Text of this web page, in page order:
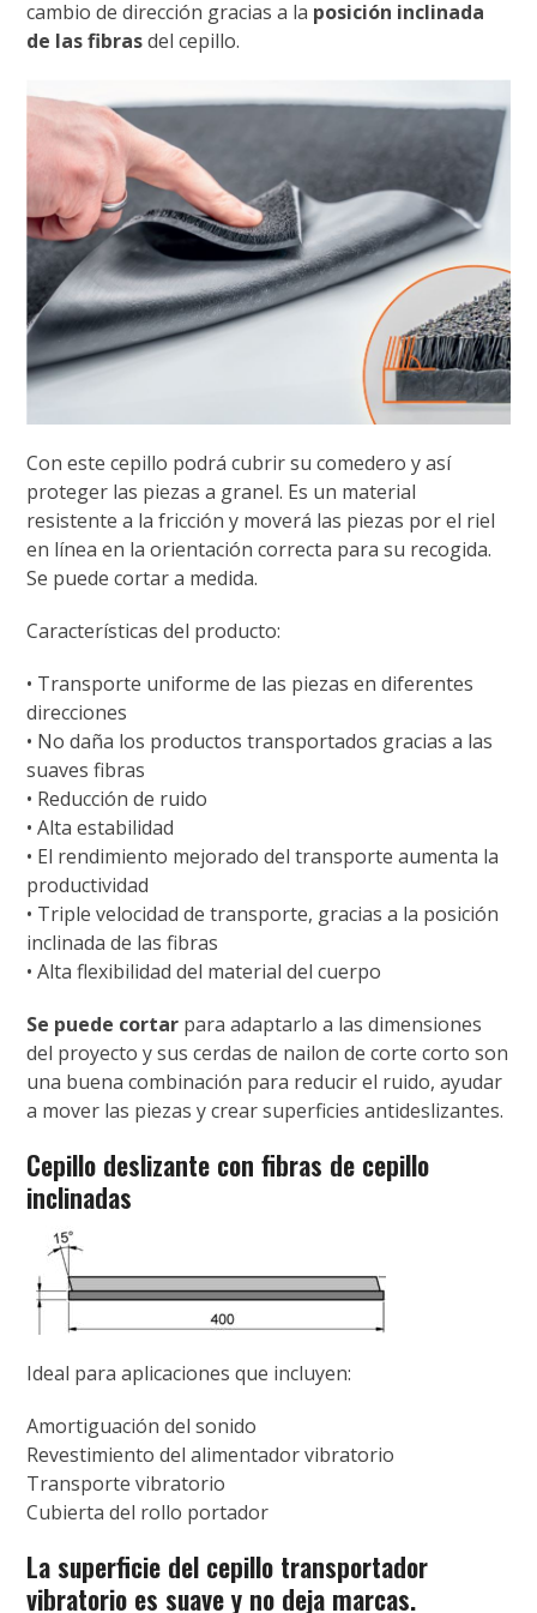
cambio de dirección gracias a la posición inclinada
de las fibrasdel cepillo.
Con este cepillo podrá cubrir su comedero y así
proteger las piezas a granel. Es un material
resistente a la fricción y moverá las piezas por el riel
en línea en la orientación correcta para su recogida.
Se puede cortar a medida.
Características del producto:
• Transporte uniforme de las piezas en diferentes
direcciones
• No daña los productos transportados gracias a las
suaves fibras
• Reducción de ruido
• Alta estabilidad
• El rendimiento mejorado del transporte aumenta la
productividad
• Triple velocidad de transporte, gracias a la posición
inclinada de las fibras
• Alta flexibilidad del material del cuerpo
Se puede cortar para adaptarlo a las dimensiones
del proyecto y sus cerdas de nailon de corte corto son
una buena combinación para reducir el ruido, ayudar
a mover las piezas y crear superficies antideslizantes.
Cepillo deslizante con fibras de cepillo
inclinadas
Ideal para aplicaciones que incluyen:
Amortiguación del sonido
Revestimiento del alimentador vibratorio
Transporte vibratorio
Cubierta del rollo portador
La superficie del cepillo transportador
vibratorio es suave y no deja marcas.